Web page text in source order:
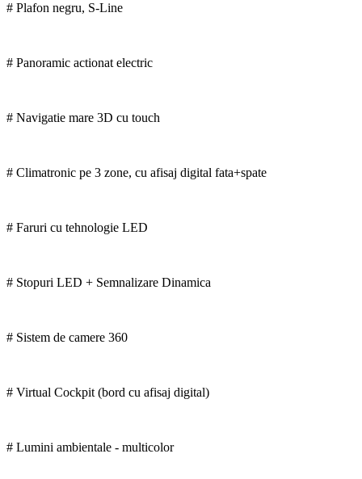
# Plafon negru, S-Line
# Panoramic actionat electric
# Navigatie mare 3D cu touch
# Climatronic pe 3 zone, cu afisaj digital fata+spate
# Faruri cu tehnologie LED
# Stopuri LED + Semnalizare Dinamica
# Sistem de camere 360
# Virtual Cockpit (bord cu afisaj digital)
# Lumini ambientale - multicolor